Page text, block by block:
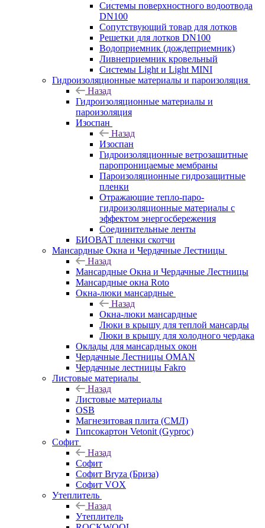
Системы поверхностного водоотвода
DN100
Сопутствующий товар для лотков
Решетки для лотков DN100
Водоприемник (дождеприемник)
Ливнеприемник кровельный
Системы Light и Light MINI
Гидроизоляционные материалы и пароизоляция
Назад
Гидроизоляционные материалы и
пароизоляция
Изоспан
Назад
Изоспан
Гидроизоляционные ветрозащитные
паропроницаемые мембраны
Пароизоляционные гидрозащитные
пленки
Отражающие тепло-паро-
гидроизоляционные материалы с
эффектом энергосбережения
Соединительные ленты
БИОВАТ пленки скотчи
Мансардные Окна и Чердачные Лестницы
Назад
Мансардные Окна и Чердачные Лестницы
Мансардные окна Roto
Окна-люки мансардные
Назад
Окна-люки мансардные
Люки в крышу для теплой мансарды
Люки в крышу для холодного чердака
Оклады для мансардных окон
Чердачные Лестницы OMAN
Чердачные лестницы Fakro
Листовые материалы
Назад
Листовые материалы
OSB
Магнезитовая плита (СМЛ)
Гипсокартон Vetonit (Gyproc)
Софит
Назад
Софит
Софит Bryza (Бриза)
Софит VOX
Утеплитель
Назад
Утеплитель